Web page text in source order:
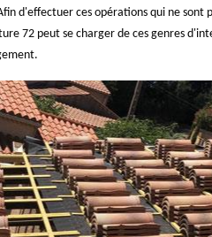
d'effectuer ces opérations qui ne sont
72 peut se charger de ces genres